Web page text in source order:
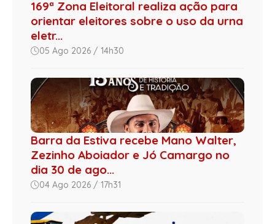
169ª Zona Eleitoral realiza ação para
orientar eleitores sobre o uso da urna
eletr...
05 Ago 2026 / 14h30
Barra da Estiva recebe Mano Walter,
Zezinho Aboiador e Jó Camargo no
dia 30 de ago...
04 Ago 2026 / 17h31